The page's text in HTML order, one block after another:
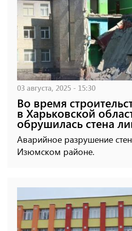
03 августа, 2025 - 15:30
Во время
в Харьковской
обрушилась стена
Аварийное разрушение
Изюмском районе.